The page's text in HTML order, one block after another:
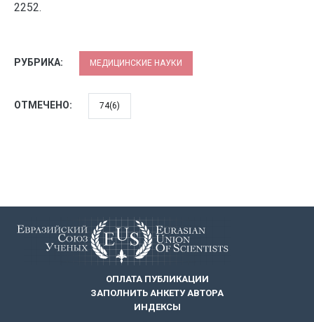
2252.
РУБРИКА: МЕДИЦИНСКИЕ НАУКИ
ОТМЕЧЕНО: 74(6)
ОПЛАТА ПУБЛИКАЦИИ
ЗАПОЛНИТЬ АНКЕТУ АВТОРА
ИНДЕКСЫ